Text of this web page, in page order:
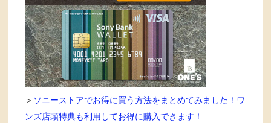
＞ ソニーストアでお得に買う方法をまとめてみました！ワ
ンズ店頭特典も利用してお得に購入できます！